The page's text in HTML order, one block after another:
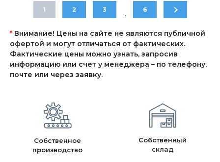
1 2 3 .. 6
* Внимание! Цены на сайте не являются публичной
офертой и могут отличаться от фактических.
Фактические цены можно узнать, запросив
информацию или счет у менеджера – по телефону,
почте или через заявку.
Собственное
производство
Собственный
склад